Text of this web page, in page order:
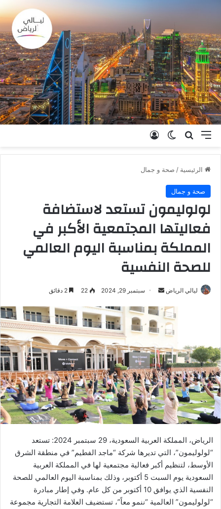
القائمة بحث عنالوضع المظلم
الرئيسية / صحة و جمال
صحة و جمال
لولوليمون تستعد لاستضافة
فعاليتها المجتمعية الأكبر في
المملكة بمناسبة اليوم العالمي
للصحة النفسية
ليالي الرياض
س
ل
ب
ر
ي
د
ا
إ
ل
ك
ر
ن
ي
ا
سبتمبر 29, 2024 22
الرياض، المملكة العربية السعودية، 29 سبتمبر 2024: تستعد
“لولوليمون”، التي تديرها شركة “ماجد الفطيم” في منطقة الشرق
الأوسط، لتنظيم أكبر فعالية مجتمعية لها في المملكة العربية
السعودية يوم السبت 5 أكتوبر، وذلك بمناسبة اليوم العالمي للصحة
النفسية الذي يوافق 10 أكتوبر من كل عام. وفي إطار مبادرة
“لولوليمون” العالمية “ننمو معاً”، تستضيف العلامة التجارية مجموعة